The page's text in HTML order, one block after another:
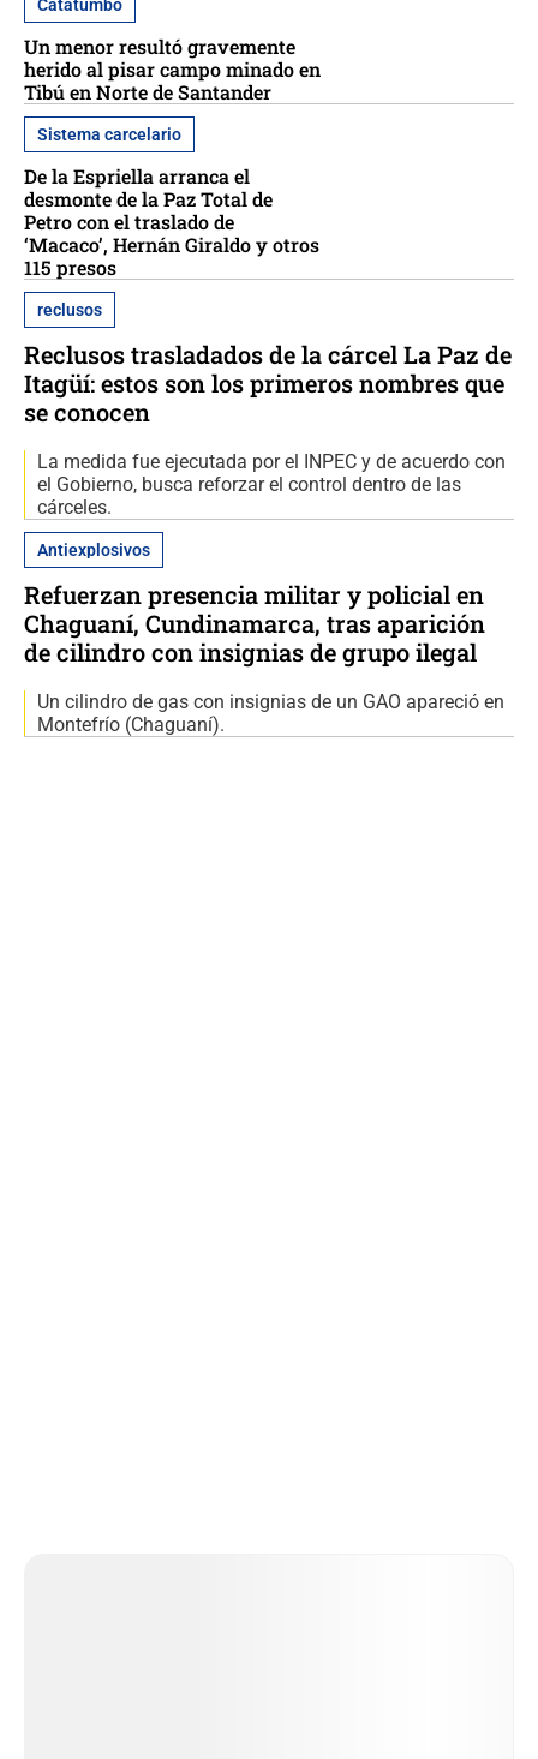
Catatumbo
Un menor resultó gravemente
herido al pisar campo minado en
Tibú en Norte de Santander
Sistema carcelario
De la Espriella arranca el
desmonte de la Paz Total de
Petro con el traslado de
‘Macaco’, Hernán Giraldo y otros
115 presos
reclusos
Reclusos trasladados de la cárcel La Paz de
Itagüí: estos son los primeros nombres que
se conocen
La medida fue ejecutada por el INPEC y de acuerdo con
el Gobierno, busca reforzar el control dentro de las
cárceles.
Antiexplosivos
Refuerzan presencia militar y policial en
Chaguaní, Cundinamarca, tras aparición
de cilindro con insignias de grupo ilegal
Un cilindro de gas con insignias de un GAO apareció en
Montefrío (Chaguaní).